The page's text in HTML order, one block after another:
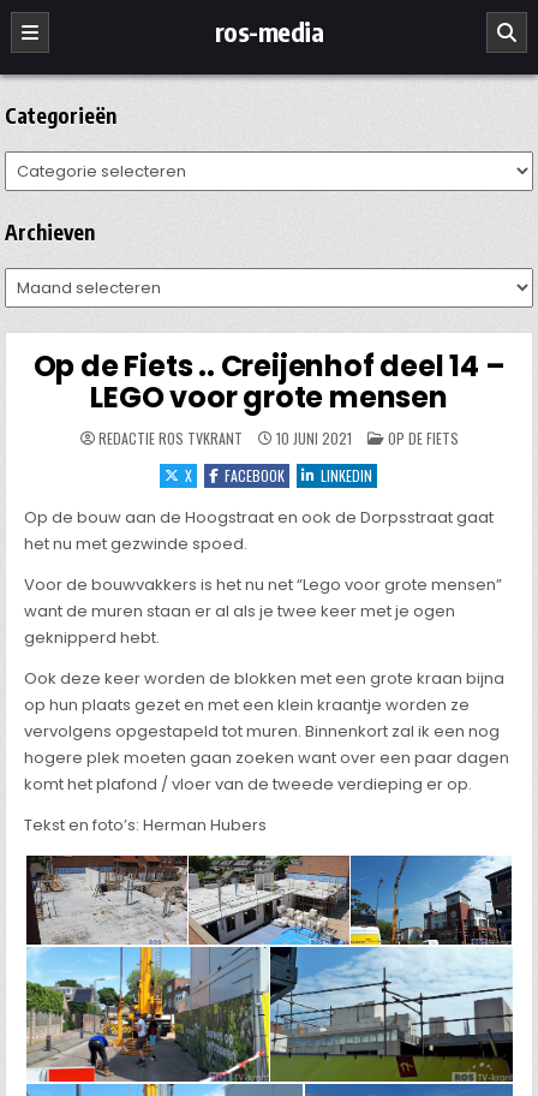
Ga
naar
de
inhoud
ros-media
Categorieën
Categorieën
Archieven
Archieven
Op de Fiets .. Creijenhof deel 14 –
LEGO voor grote mensen
REDACTIE ROS TVKRANT 10 JUNI 2021 GEPLAATST
IN
OP DE FIETS
X
FACEBOOK LINKEDIN
Op de bouw aan de Hoogstraat en ook de Dorpsstraat gaat
het nu met gezwinde spoed.
Voor de bouwvakkers is het nu net “Lego voor grote mensen”
want de muren staan er al als je twee keer met je ogen
geknipperd hebt.
Ook deze keer worden de blokken met een grote kraan bijna
op hun plaats gezet en met een klein kraantje worden ze
vervolgens opgestapeld tot muren. Binnenkort zal ik een nog
hogere plek moeten gaan zoeken want over een paar dagen
komt het plafond / vloer van de tweede verdieping er op.
Tekst en foto’s: Herman Hubers